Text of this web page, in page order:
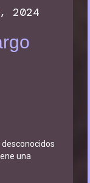
2024
desconocidos
una